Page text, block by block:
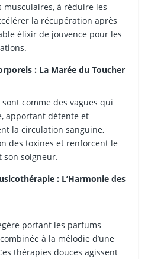
musculaires, à réduire les
la récupération après
élixir de jouvence pour les
: La Marée du Toucher
comme des vagues qui
apportant détente et
la circulation sanguine,
des toxines et renforcent le
son soigneur.
: L’Harmonie des
portant les parfums
à la mélodie d’une
thérapies douces agissent